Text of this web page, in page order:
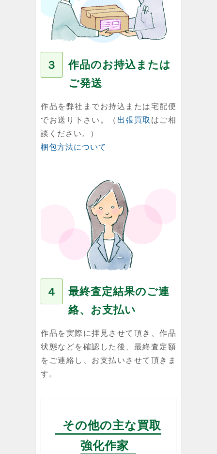
３
作品のお持込または
ご発送
作品を弊社までお持込または宅配便
でお送り下さい。（ 出張買取 はご相
談ください。）
梱包方法について
４
最終査定結果のご連
絡、お支払い
作品を実際に拝見させて頂き、作品
状態などを確認した後、最終査定額
をご連絡し、お支払いさせて頂きま
す。
その他の主な買取
強化作家